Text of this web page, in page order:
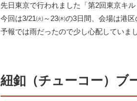
先日東京で行われました「第2回東京キ
今回は3/21㈫～23㈭の3日間、会場は港
予報では雨だったので少し心配していま
紐釦（チューコー）ブ